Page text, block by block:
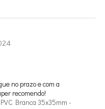
no prazo e com a
recomendo!
Branca 35x35mm -